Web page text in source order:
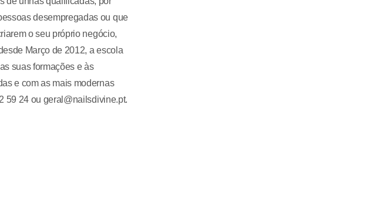
desempregadas ou que
o seu próprio negócio,
Março de 2012, a escola
suas formações e às
e com as mais modernas
59 24 ou geral@nailsdivine.pt.